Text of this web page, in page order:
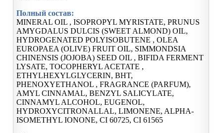
Полный состав:
MINERAL OIL , ISOPROPYL MYRISTATE, PRUNUS
AMYGDALUS DULCIS (SWEET ALMOND) OIL,
HYDROGENATED POLYISOBUTENE , OLEA
EUROPAEA (OLIVE) FRUIT OIL, SIMMONDSIA
CHINENSIS (JOJOBA) SEED OIL , BIFIDA FERMENT
LYSATE, TOCOPHERYL ACETATE ,
ETHYLHEXYLGLYCERIN, BHT,
PHENOXYETHANOL , FRAGRANCE (PARFUM),
AMYL CINNAMAL, BENZYL SALICYLATE,
CINNAMYL ALCOHOL, EUGENOL,
HYDROXYCITRONALLAL, LIMONENE, ALPHA-
ISOMETHYL IONONE, CI 60725, CI 61565